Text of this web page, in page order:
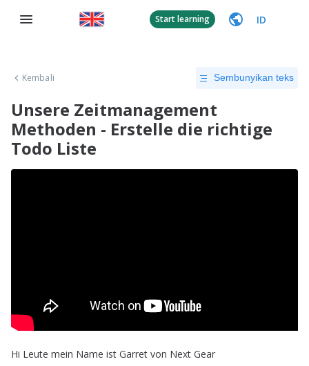
Start learning ID
Kembali Sembunyikan teks
Unsere Zeitmanagement
Methoden - Erstelle die richtige
Todo Liste
Hi Leute mein Name ist Garret von Next Gear